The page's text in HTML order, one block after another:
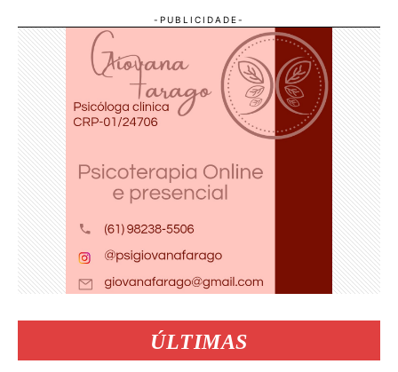
ÚLTIMAS